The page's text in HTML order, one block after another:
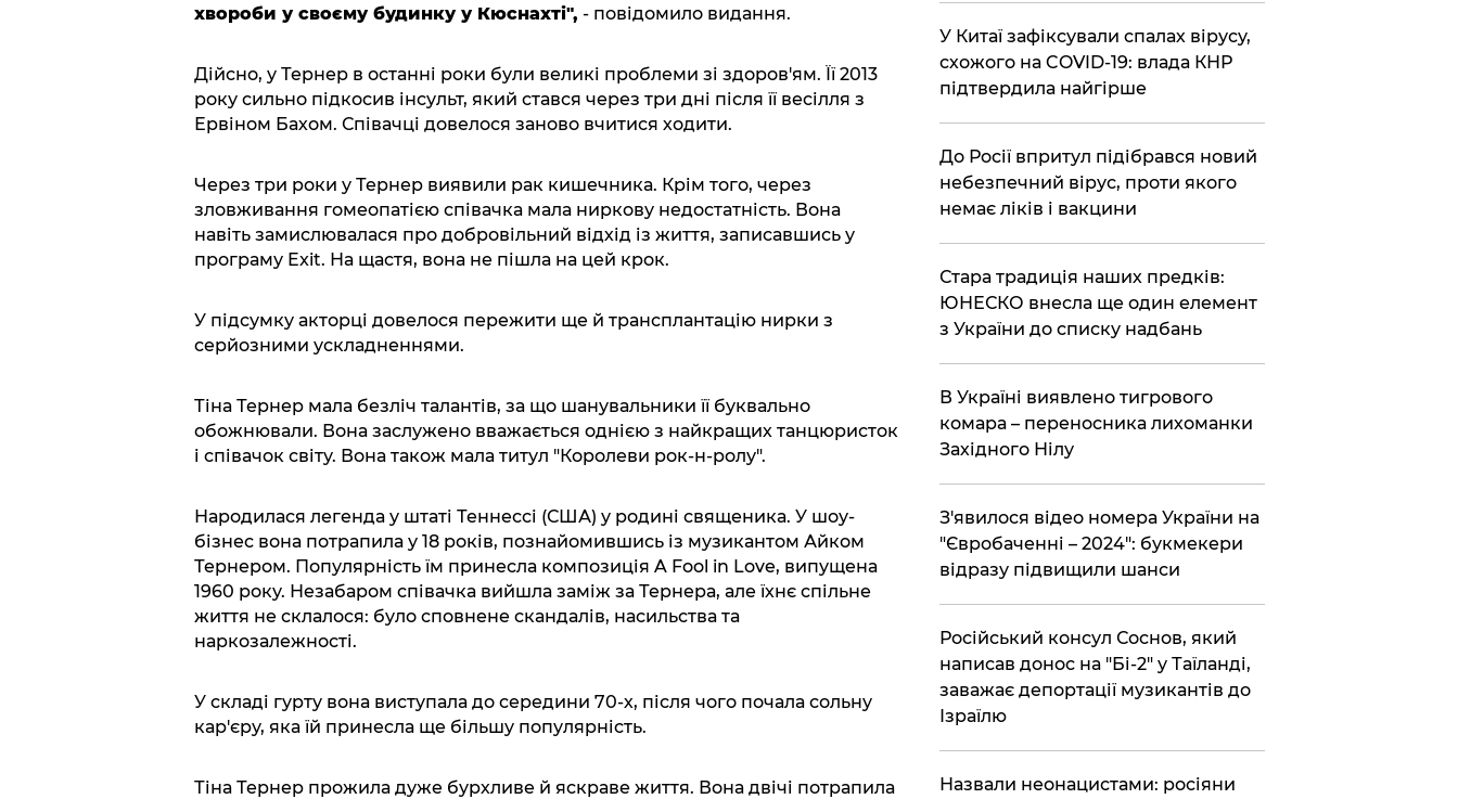
хвороби у своєму будинку у Кюснахті", - повідомило видання.
Дійсно, у Тернер в останні роки були великі проблеми зі здоров'ям. Її 2013
року сильно підкосив інсульт, який стався через три дні після її весілля з
Ервіном Бахом. Співачці довелося заново вчитися ходити.
Через три роки у Тернер виявили рак кишечника. Крім того, через
зловживання гомеопатією співачка мала ниркову недостатність. Вона
навіть замислювалася про добровільний відхід із життя, записавшись у
програму Exit. На щастя, вона не пішла на цей крок.
У підсумку акторці довелося пережити ще й трансплантацію нирки з
серйозними ускладненнями.
Тіна Тернер мала безліч талантів, за що шанувальники її буквально
обожнювали. Вона заслужено вважається однією з найкращих танцюристок
і співачок світу. Вона також мала титул "Королеви рок-н-ролу".
Народилася легенда у штаті Теннессі (США) у родині священика. У шоу-
бізнес вона потрапила у 18 років, познайомившись із музикантом Айком
Тернером. Популярність їм принесла композиція A Fool in Love, випущена
1960 року. Незабаром співачка вийшла заміж за Тернера, але їхнє спільне
життя не склалося: було сповнене скандалів, насильства та
наркозалежності.
У складі гурту вона виступала до середини 70-х, після чого почала сольну
кар'єру, яка їй принесла ще більшу популярність.
Тіна Тернер прожила дуже бурхливе й яскраве життя. Вона двічі потрапила
У Китаї зафіксували спалах вірусу,
схожого на COVID-19: влада КНР
підтвердила найгірше
До Росії впритул підібрався новий
небезпечний вірус, проти якого
немає ліків і вакцини
Стара традиція наших предків:
ЮНЕСКО внесла ще один елемент
з України до списку надбань
В Україні виявлено тигрового
комара – переносника лихоманки
Західного Нілу
З'явилося відео номера України на
"Євробаченні – 2024": букмекери
відразу підвищили шанси
Російський консул Соснов, який
написав донос на "Бі-2" у Таїланді,
заважає депортації музикантів до
Ізраїлю
Назвали неонацистами: росіяни